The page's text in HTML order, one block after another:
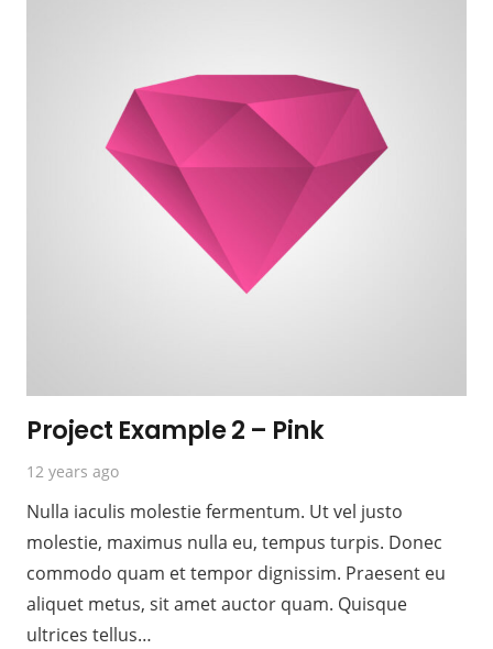
Project Example 2 – Pink
12 years ago
Nulla iaculis molestie fermentum. Ut vel justo
molestie, maximus nulla eu, tempus turpis. Donec
commodo quam et tempor dignissim. Praesent eu
aliquet metus, sit amet auctor quam. Quisque
ultrices tellus…